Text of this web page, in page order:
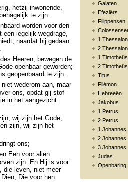
Galaten
Efeziërs
Filippensen
1
2
1 Timotheüs
2 Timotheüs
Titus
Filémon
Hebreeën
Jakobus
1 Petrus
2 Petrus
1 Johannes
2 Johannes
3 Johannes
Judas
Openbaring
hetzij inwonende,
te zijn.
worden voor den
iegelijk wegdrage,
naardat hij gedaan
Heeren, bewegen de
openbaar geworden;
geopenbaard te zijn.
wederom aan, maar
ons, opdat gij stof
in het aangezicht
wij zijn het Gode;
zijn, wij zijn het
ons;
Een voor allen
zijn. En Hij is voor
die leven, niet meer
Die voor hen